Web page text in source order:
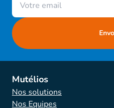
Mutélios
Nos solutions
Nos Equipes